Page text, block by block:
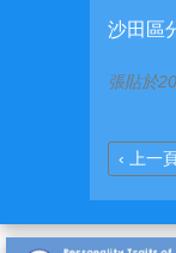
沙田區
張貼於
page
‹ 上一